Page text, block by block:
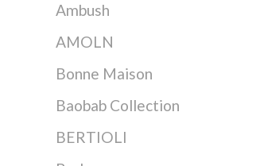
Ambush
AMOLN
Bonne Maison
Baobab Collection
BERTIOLI